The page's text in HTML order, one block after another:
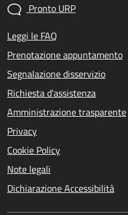
Pronto URP
Leggi le FAQ
Prenotazione appuntamento
Segnalazione disservizio
Richiesta d'assistenza
Amministrazione trasparente
Privacy
Cookie Policy
Note legali
Dichiarazione Accessibilità